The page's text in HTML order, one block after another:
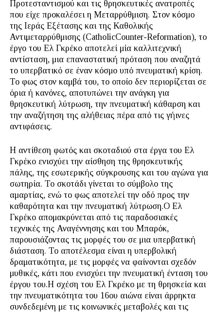
Προτεσταντισμού και τις θρησκευτικές ανατροπές
που είχε προκαλέσει η Μεταρρύθμιση. Στον κόσμο
της Ιεράς Εξέτασης και της Καθολικής
Αντιμεταρρύθμισης (CatholicCounter-Reformation), το
έργο του Ελ Γκρέκο αποτελεί μία καλλιτεχνική
αντίσταση, μια επαναστατική πρόταση που αναζητά
το υπερβατικό σε έναν κόσμο υπό πνευματική κρίση.
Το φως στον καμβά του, το οποίο δεν περιορίζεται σε
όρια ή κανόνες, αποτυπώνει την ανάγκη για
θρησκευτική λύτρωση, την πνευματική κάθαρση και
την αναζήτηση της αλήθειας πέρα από τις γήινες
αντιφάσεις.
Η αντίθεση φωτός και σκοταδιού στα έργα του Ελ
Γκρέκο ενισχύει την αίσθηση της θρησκευτικής
πάλης, της εσωτερικής σύγκρουσης και του αγώνα για
σωτηρία. Το σκοτάδι γίνεται το σύμβολο της
αμαρτίας, ενώ το φως αποτελεί την οδό προς την
καθαρότητα και την πνευματική λύτρωση.Ο Ελ
Γκρέκο απομακρύνεται από τις παραδοσιακές
τεχνικές της Αναγέννησης και του Μπαρόκ,
παρουσιάζοντας τις μορφές του σε μια υπερβατική
διάσταση. Το αποτέλεσμα είναι η υπερβολική
δραματικότητα, με τις μορφές να φαίνονται σχεδόν
μυθικές, κάτι που ενισχύει την πνευματική ένταση του
έργου του.Η σχέση του Ελ Γκρέκο με τη θρησκεία και
την πνευματικότητα του 16ου αιώνα είναι άρρηκτα
συνδεδεμένη με τις κοινωνικές μεταβολές και τις